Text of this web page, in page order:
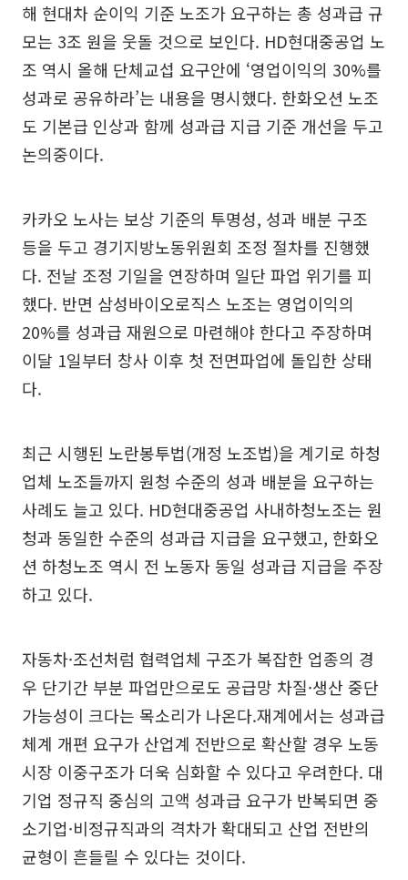
해 현대차 순이익 기준 노조가 요구하는 총 성과급 규
모는 3조 원을 웃돌 것으로 보인다. HD현대중공업 노
조 역시 올해 단체교섭 요구안에 ‘영업이익의 30%를
성과로 공유하라’는 내용을 명시했다. 한화오션 노조
도 기본급 인상과 함께 성과급 지급 기준 개선을 두고
논의중이다.
카카오 노사는 보상 기준의 투명성, 성과 배분 구조
등을 두고 경기지방노동위원회 조정 절차를 진행했
다. 전날 조정 기일을 연장하며 일단 파업 위기를 피
했다. 반면 삼성바이오로직스 노조는 영업이익의
20%를 성과급 재원으로 마련해야 한다고 주장하며
이달 1일부터 창사 이후 첫 전면파업에 돌입한 상태
다.
최근 시행된 노란봉투법(개정 노조법)을 계기로 하청
업체 노조들까지 원청 수준의 성과 배분을 요구하는
사례도 늘고 있다. HD현대중공업 사내하청노조는 원
청과 동일한 수준의 성과급 지급을 요구했고, 한화오
션 하청노조 역시 전 노동자 동일 성과급 지급을 주장
하고 있다.
자동차·조선처럼 협력업체 구조가 복잡한 업종의 경
우 단기간 부분 파업만으로도 공급망 차질·생산 중단
가능성이 크다는 목소리가 나온다.재계에서는 성과급
체계 개편 요구가 산업계 전반으로 확산할 경우 노동
시장 이중구조가 더욱 심화할 수 있다고 우려한다. 대
기업 정규직 중심의 고액 성과급 요구가 반복되면 중
소기업·비정규직과의 격차가 확대되고 산업 전반의
균형이 흔들릴 수 있다는 것이다.